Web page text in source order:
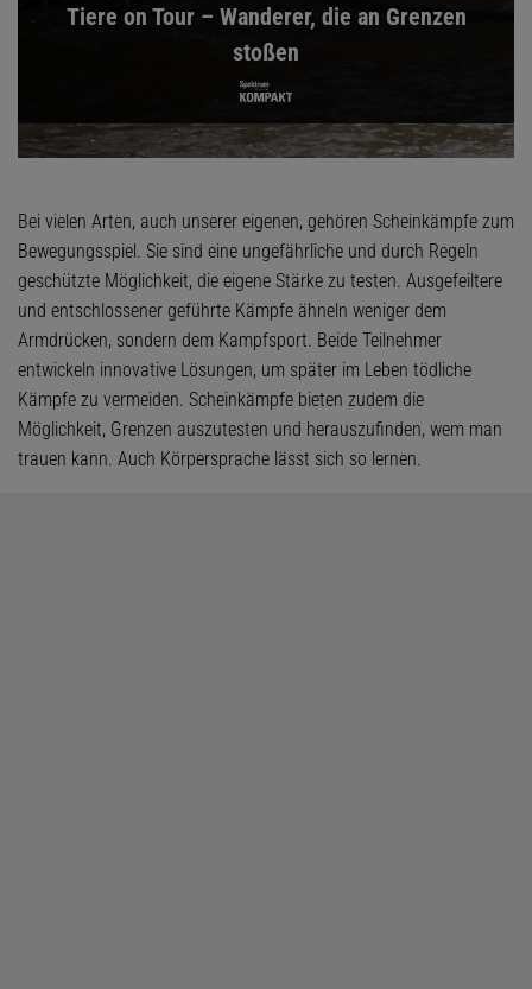
Tiere on Tour – Wanderer, die an Grenzen
stoßen
Bei vielen Arten, auch unserer eigenen, gehören Scheinkämpfe zum
Bewegungsspiel. Sie sind eine ungefährliche und durch Regeln
geschützte Möglichkeit, die eigene Stärke zu testen. Ausgefeiltere
und entschlossener geführte Kämpfe ähneln weniger dem
Armdrücken, sondern dem Kampfsport. Beide Teilnehmer
entwickeln innovative Lösungen, um später im Leben tödliche
Kämpfe zu vermeiden. Scheinkämpfe bieten zudem die
Möglichkeit, Grenzen auszutesten und herauszufinden, wem man
trauen kann. Auch Körpersprache lässt sich so lernen.